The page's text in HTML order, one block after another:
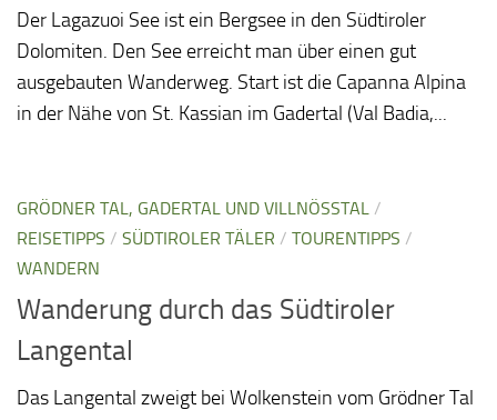
Der Lagazuoi See ist ein Bergsee in den Südtiroler
Dolomiten. Den See erreicht man über einen gut
ausgebauten Wanderweg. Start ist die Capanna Alpina
in der Nähe von St. Kassian im Gadertal (Val Badia,...
GRÖDNER TAL, GADERTAL UND VILLNÖSSTAL
/
REISETIPPS / SÜDTIROLER TÄLER / TOURENTIPPS /
WANDERN
Wanderung durch das Südtiroler
Langental
Das Langental zweigt bei Wolkenstein vom Grödner Tal